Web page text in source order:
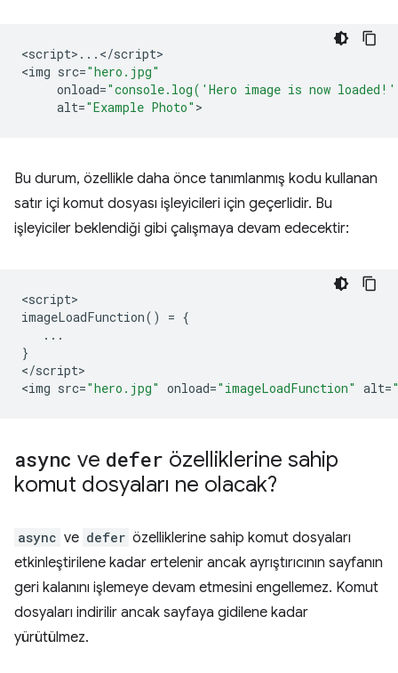
<script> ... </script>
<img src="hero.jpg"
onload="console.log('Hero image is now
alt="Example Photo"
Bu durum, özellikle daha önce tanımlanmış kodu kullanan
satır içi komut dosyası işleyicileri için geçerlidir. Bu
işleyiciler beklendiği gibi çalışmaya devam edecektir:
<script
imageLoadFunction() = {
...
}
</script>
<img src="hero.jpg" onload="imageLoadFunction" alt=
async ve defer özelliklerine sahip
komut dosyaları ne olacak?
async ve defer özelliklerine sahip komut dosyaları
etkinleştirilene kadar ertelenir ancak ayrıştırıcının sayfanın
geri kalanını işlemeye devam etmesini engellemez. Komut
dosyaları indirilir ancak sayfaya gidilene kadar
yürütülmez.